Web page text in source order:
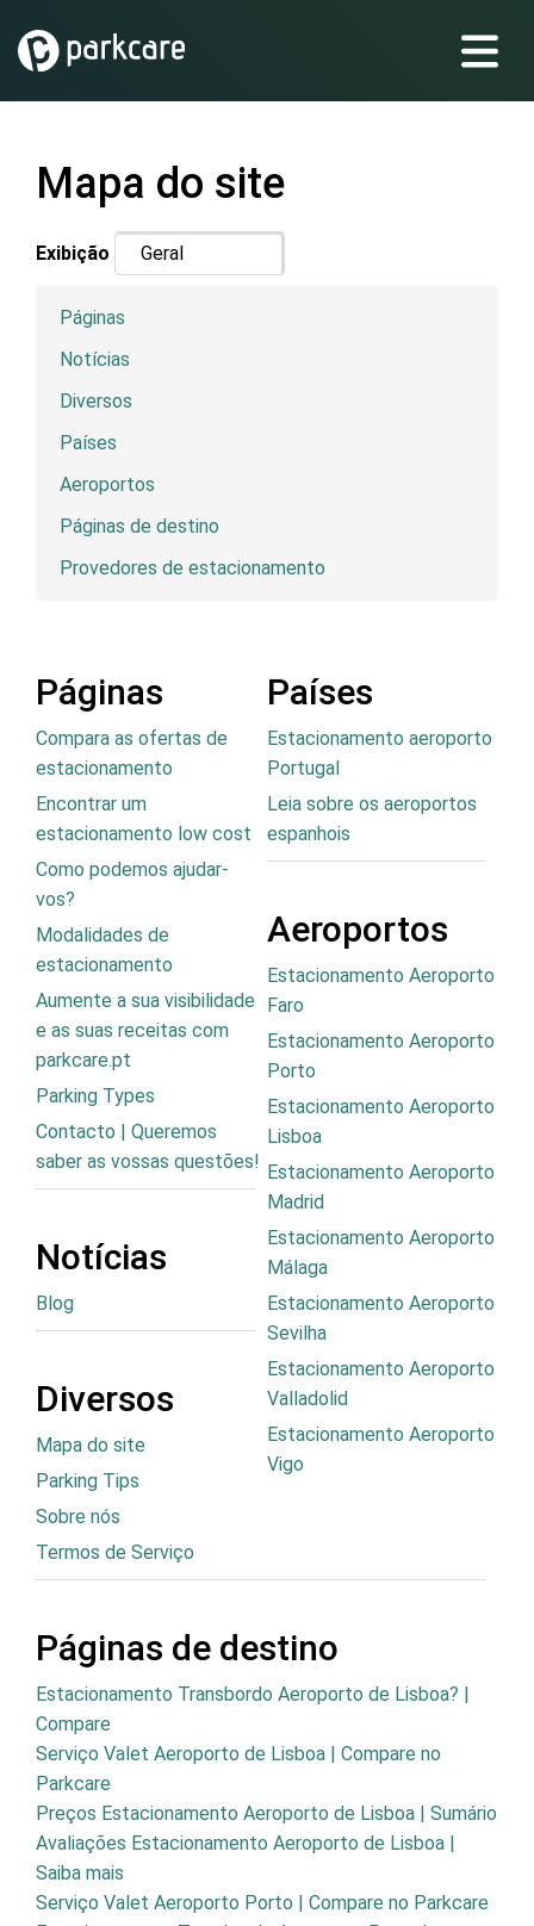
Mapa do site
Exibição
Páginas
Notícias
Diversos
Países
Aeroportos
Páginas de destino
Provedores de estacionamento
Páginas
Compara as ofertas de
estacionamento
Encontrar um
estacionamento low cost
Como podemos ajudar-
vos?
Modalidades de
estacionamento
Aumente a sua visibilidade
e as suas receitas com
parkcare.pt
Parking Types
Contacto | Queremos
saber as vossas questões!
Notícias
Blog
Diversos
Mapa do site
Parking Tips
Sobre nós
Termos de Serviço
Países
Estacionamento aeroporto
Portugal
Leia sobre os aeroportos
espanhois
Aeroportos
Estacionamento Aeroporto
Faro
Estacionamento Aeroporto
Porto
Estacionamento Aeroporto
Lisboa
Estacionamento Aeroporto
Madrid
Estacionamento Aeroporto
Málaga
Estacionamento Aeroporto
Sevilha
Estacionamento Aeroporto
Valladolid
Estacionamento Aeroporto
Vigo
Páginas de destino
Estacionamento Transbordo Aeroporto de Lisboa? |
Compare
Serviço Valet Aeroporto de Lisboa | Compare no
Parkcare
Preços Estacionamento Aeroporto de Lisboa | Sumário
Avaliações Estacionamento Aeroporto de Lisboa |
Saiba mais
Serviço Valet Aeroporto Porto | Compare no Parkcare